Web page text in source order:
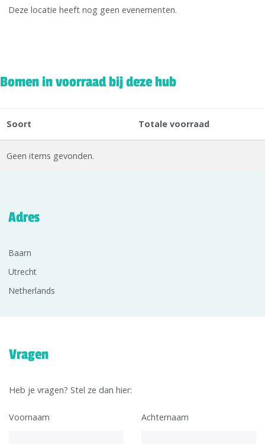
Deze locatie heeft nog geen evenementen.
Bomen in voorraad bij deze hub
Soort Totale voorraad
Geen items gevonden.
Adres
Baarn
Utrecht
Netherlands
Vragen
Heb je vragen? Stel ze dan hier:
Voornaam Achternaam